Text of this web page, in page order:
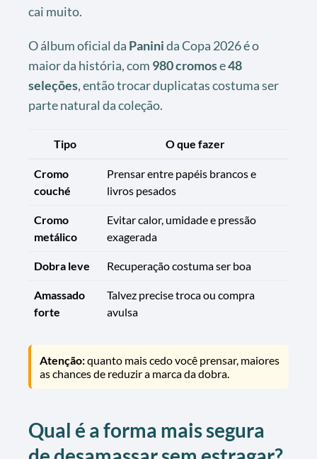
cai muito.
O álbum oficial da Paninida Copa 2026 é o
maior da história, com 980 cromose48
seleções, então trocar duplicatas costuma ser
parte natural da coleção.
Tipo O que fazer
Cromo
couché
Prensar entre papéis brancos e
livros pesados
Cromo
metálico
Evitar calor, umidade e pressão
exagerada
Dobra leve Recuperação costuma ser boa
Amassado
forte
Talvez precise troca ou compra
avulsa
Atenção:quanto mais cedo você prensar, maiores
as chances de reduzir a marca da dobra.
Qual é a forma mais segura